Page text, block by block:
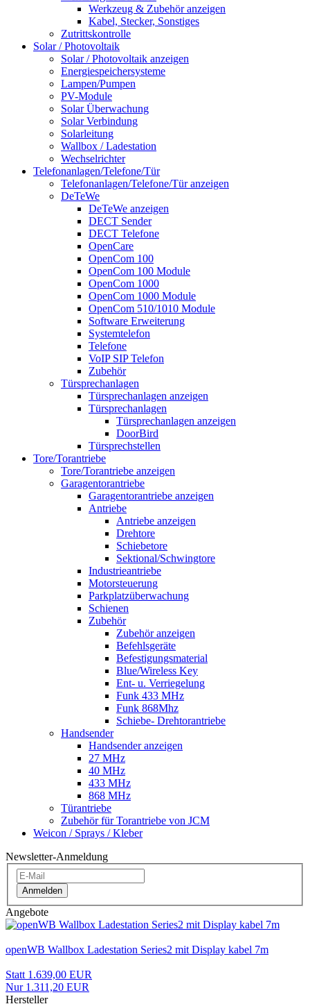
Werkzeug & Zubehör anzeigen
Kabel, Stecker, Sonstiges
Zutrittskontrolle
Solar / Photovoltaik
Solar / Photovoltaik anzeigen
Energiespeichersysteme
Lampen/Pumpen
PV-Module
Solar Überwachung
Solar Verbindung
Solarleitung
Wallbox / Ladestation
Wechselrichter
Telefonanlagen/Telefone/Tür
Telefonanlagen/Telefone/Tür anzeigen
DeTeWe
DeTeWe anzeigen
DECT Sender
DECT Telefone
OpenCare
OpenCom 100
OpenCom 100 Module
OpenCom 1000
OpenCom 1000 Module
OpenCom 510/1010 Module
Software Erweiterung
Systemtelefon
Telefone
VoIP SIP Telefon
Zubehör
Türsprechanlagen
Türsprechanlagen anzeigen
Türsprechanlagen
Türsprechanlagen anzeigen
DoorBird
Türsprechstellen
Tore/Torantriebe
Tore/Torantriebe anzeigen
Garagentorantriebe
Garagentorantriebe anzeigen
Antriebe
Antriebe anzeigen
Drehtore
Schiebetore
Sektional/Schwingtore
Industrieantriebe
Motorsteuerung
Parkplatzüberwachung
Schienen
Zubehör
Zubehör anzeigen
Befehlsgeräte
Befestigungsmaterial
Blue/Wireless Key
Ent- u. Verriegelung
Funk 433 MHz
Funk 868Mhz
Schiebe- Drehtorantriebe
Handsender
Handsender anzeigen
27 MHz
40 MHz
433 MHz
868 MHz
Türantriebe
Zubehör für Torantriebe von JCM
Weicon / Sprays / Kleber
Newsletter-Anmeldung
Anmelden
Angebote
openWB Wallbox Ladestation Series2 mit Display kabel 7m
Statt 1.639,00 EUR
Nur 1.311,20 EUR
Hersteller